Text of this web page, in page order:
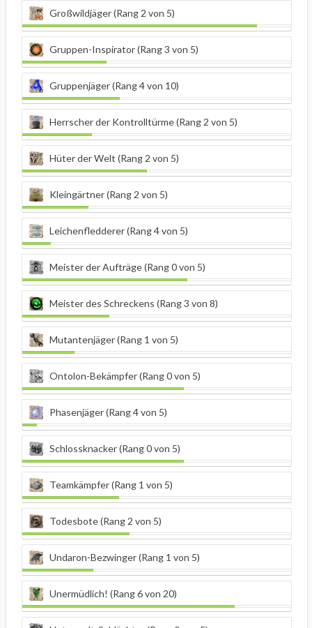
Großwildjäger (Rang 2 von 5)
Gruppen-Inspirator (Rang 3 von 5)
Gruppenjäger (Rang 4 von 10)
Herrscher der Kontrolltürme (Rang 2 von 5)
Hüter der Welt (Rang 2 von 5)
Kleingärtner (Rang 2 von 5)
Leichenfledderer (Rang 4 von 5)
Meister der Aufträge (Rang 0 von 5)
Meister des Schreckens (Rang 3 von 8)
Mutantenjäger (Rang 1 von 5)
Ontolon-Bekämpfer (Rang 0 von 5)
Phasenjäger (Rang 4 von 5)
Schlossknacker (Rang 0 von 5)
Teamkämpfer (Rang 1 von 5)
Todesbote (Rang 2 von 5)
Undaron-Bezwinger (Rang 1 von 5)
Unermüdlich! (Rang 6 von 20)